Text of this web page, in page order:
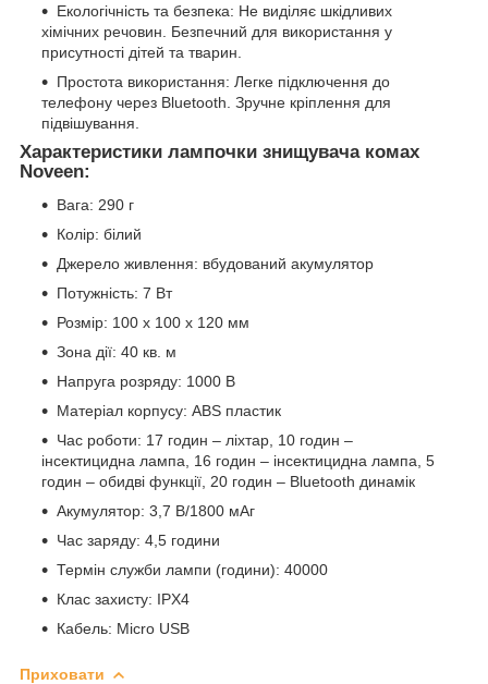
Екологічність та безпека: Не виділяє шкідливих
хімічних речовин. Безпечний для використання у
присутності дітей та тварин.
Простота використання: Легке підключення до
телефону через Bluetooth. Зручне кріплення для
підвішування.
Характеристики лампочки знищувача комах
Noveen:
Вага: 290 г
Колір: білий
Джерело живлення: вбудований акумулятор
Потужність: 7 Вт
Розмір: 100 х 100 х 120 мм
Зона дії: 40 кв. м
Напруга розряду: 1000 В
Матеріал корпусу: ABS пластик
Час роботи: 17 годин – ліхтар, 10 годин –
інсектицидна лампа, 16 годин – інсектицидна лампа, 5
годин – обидві функції, 20 годин – Bluetooth динамік
Акумулятор: 3,7 В/1800 мАг
Час заряду: 4,5 години
Термін служби лампи (години): 40000
Клас захисту: IPХ4
Кабель: Micro USB
Приховати